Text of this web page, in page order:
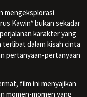
mengeksplorasi
Kawin* bukan sekadar
karakter yang
dalam kisah cinta
pertanyaan-pertanyaan
film ini menyajikan
momen-momen yang